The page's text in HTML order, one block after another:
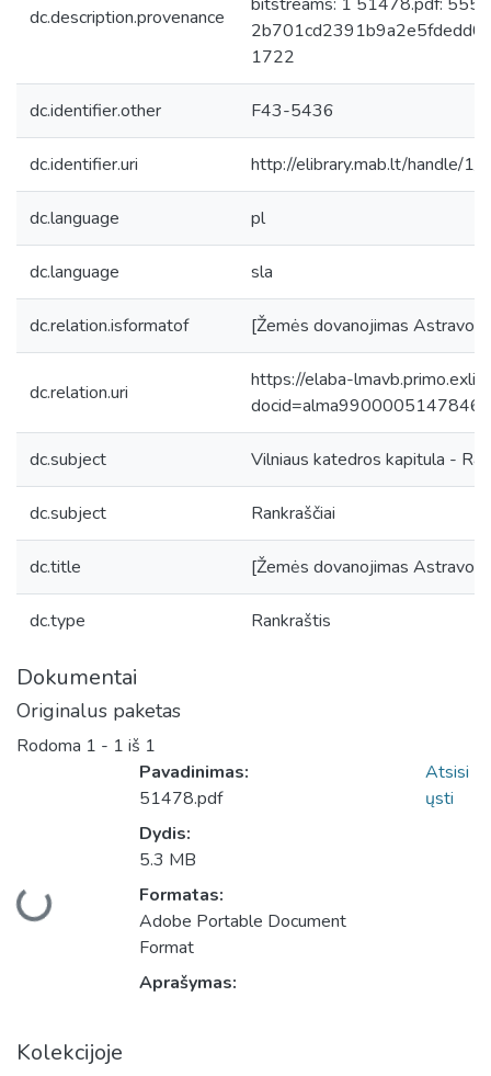
dc.description.provenance
1722
dc.identifier.other F43-5436
dc.identifier.uri http://elibrary.mab.lt/handle/1/
dc.language pl
dc.language sla
dc.relation.isformatof [Žemės dovanojimas Astravo
dc.relation.uri
https://elaba-
dc.subject Vilniaus katedros kapitula -
dc.subject Rankraščiai
dc.title [Žemės dovanojimas Astravo
dc.type Rankraštis
Dokumentai
Originalus paketas
Rodoma 1 - 1 iš 1
Įkeliama...
Pavadinimas:
51478.pdf
Dydis:
5.3 MB
Formatas:
Adobe Portable Document
Format
Aprašymas:
Atsisi
ųsti
Kolekcijoje